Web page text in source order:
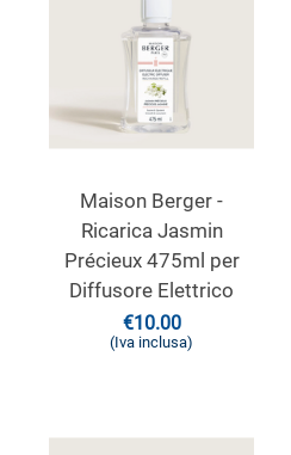
Maison Berger -
Ricarica Jasmin
Précieux 475ml per
Diffusore Elettrico
€10.00
(Iva inclusa)